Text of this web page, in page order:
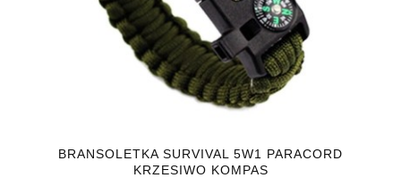
BRANSOLETKA SURVIVAL 5W1 PARACORD
KRZESIWO KOMPAS